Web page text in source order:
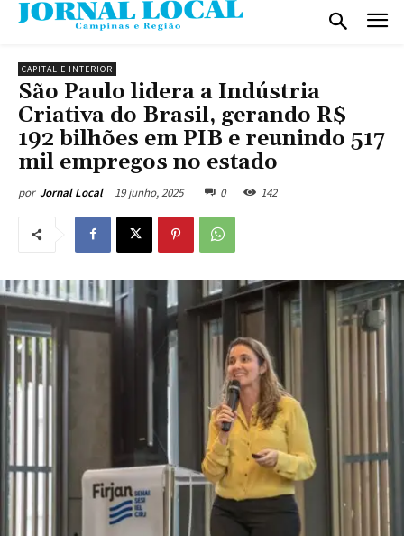
CAPITAL E INTERIOR
São Paulo lidera a Indústria
Criativa do Brasil, gerando R$
192 bilhões em PIB e reunindo 517
mil empregos no estado
por Jornal Local 19 junho, 2025 0 142